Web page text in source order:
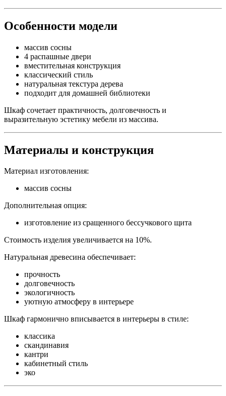
Особенности модели
массив сосны
4 распашные двери
вместительная конструкция
классический стиль
натуральная текстура дерева
подходит для домашней библиотеки
Шкаф сочетает практичность, долговечность и
выразительную эстетику мебели из массива.
Материалы и конструкция
Материал изготовления:
массив сосны
Дополнительная опция:
изготовление из сращенного бессучкового щита
Стоимость изделия увеличивается на 10%.
Натуральная древесина обеспечивает:
прочность
долговечность
экологичность
уютную атмосферу в интерьере
Шкаф гармонично вписывается в интерьеры в стиле:
классика
скандинавия
кантри
кабинетный стиль
эко